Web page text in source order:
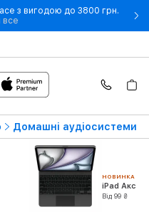
з вигодою до 3800 грн.
все- Оновіть iPhone за Trade-in
Домашні аудіосистеми
НОВИНКА
iPad
Від 99 ₴